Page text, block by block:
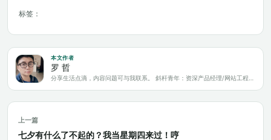
标签：
本文作者
罗 哲
上一篇
七夕有什么了不起的？我当星期四来过！哼